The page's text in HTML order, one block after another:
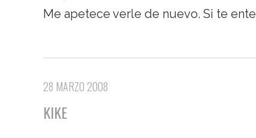
Me apetece verle de nuevo. Si te
28 MARZO 2008
KIKE